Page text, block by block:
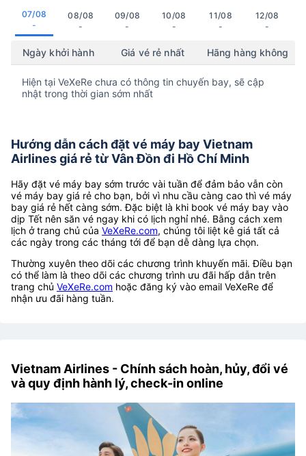
07/08
-
08/08
-
09/08
-
10/08
-
11/08
-
12/08
-
Ngày khởi hành Giá vé rẻ nhất Hãng hàng không
Hiện tại VeXeRe chưa có thông tin chuyến bay, sẽ cập
nhật trong thời gian sớm nhất
Hướng dẫn cách đặt vé máy bay Vietnam
Airlines giá rẻ từ Vân Đồn đi Hồ Chí Minh
Hãy đặt vé máy bay sớm trước vài tuần để đảm bảo vẫn còn
vé máy bay giá rẻ cho bạn, bởi vì nhu cầu càng cao thì vé máy
bay giá rẻ hết càng sớm. Đặc biệt là khi book vé máy bay vào
dịp Tết nên săn vé ngay khi có lịch nghỉ nhé. Bằng cách xem
lịch ở trang chủ của VeXeRe.com, chúng tôi liệt kê giá tất cả
các ngày trong các tháng tới để bạn dễ dàng lựa chọn.
Thường xuyên theo dõi các chương trình khuyến mãi. Điều bạn
có thể làm là theo dõi các chương trình ưu đãi hấp dẫn trên
trang chủ VeXeRe.com hoặc đăng ký vào email VeXeRe để
nhận ưu đãi hàng tuần.
Vietnam Airlines - Chính sách hoàn, hủy, đổi vé
và quy định hành lý, check-in online